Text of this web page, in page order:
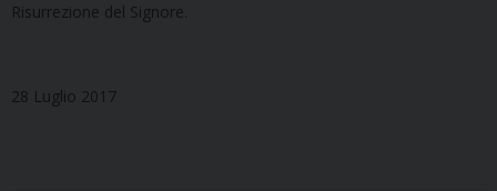
Risurrezione del Signore.
28 Luglio 2017